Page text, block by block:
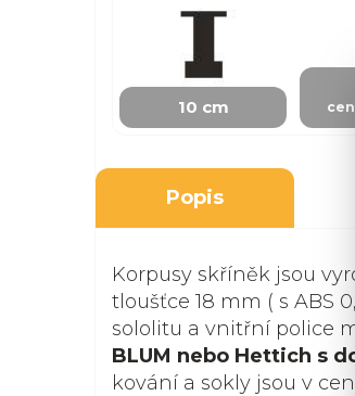
10 cm
Popis
Korpusy skříněk jsou
tloušťce 18 mm ( s ABS
sololitu a vnitřní police
BLUM nebo Hettich s
kování a sokly jsou v